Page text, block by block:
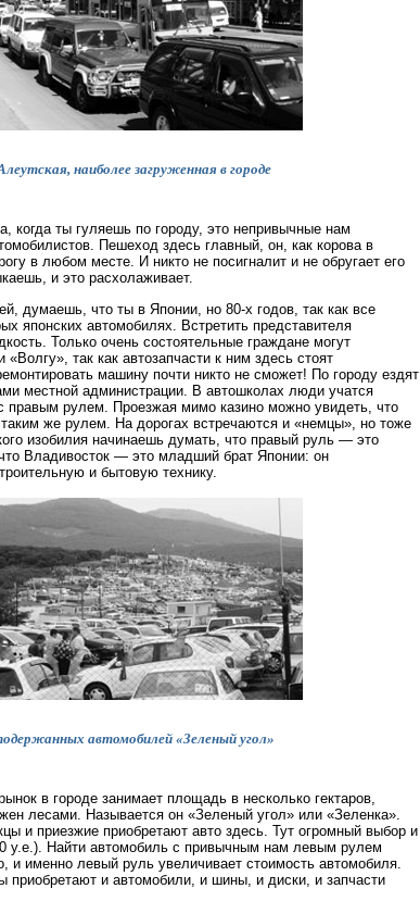
наиболее загруженная в городе
когда ты гуляешь по городу, это непривычные нам
Пешеход здесь главный, он, как корова в
в любом месте. И никто не посигналит и не обругает его
и это расхолаживает.
думаешь, что ты в Японии, но 80-х годов, так как все
японских автомобилях. Встретить представителя
Только очень состоятельные граждане могут
так как автозапчасти к ним здесь стоят
машину почти никто не сможет! По городу ездят
местной администрации. В автошколах люди учатся
правым рулем. Проезжая мимо казино можно увидеть, что
же рулем. На дорогах встречаются и «немцы», но тоже
изобилия начинаешь думать, что правый руль — это
Владивосток — это младший брат Японии: он
и бытовую технику.
автомобилей «Зеленый угол»
в городе занимает площадь в несколько гектаров,
лесами. Называется он «Зеленый угол» или «Зеленка».
и приезжие приобретают авто здесь. Тут огромный выбор и
у.е.). Найти автомобиль с привычным нам левым рулем
и именно левый руль увеличивает стоимость автомобиля.
приобретают и автомобили, и шины, и диски, и запчасти